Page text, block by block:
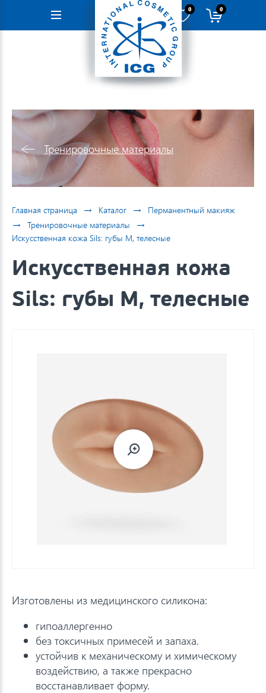
Навигация
0 0
Тренировочные материалы
Главная страница → Каталог → Перманентный макияж
→ Тренировочные материалы →
Искусственная кожа Sils: губы M, телесные
Искусственная кожа
Sils: губы M, телесные
Изготовлены из медицинского силикона:
гипоаллергенно
без токсичных примесей и запаха.
устойчив к механическому и химическому
воздействию, а также прекрасно
восстанавливает форму.